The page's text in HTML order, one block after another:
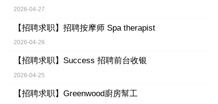
2026-04-27
【招聘求职】 招聘按摩师 Spa therapist
2026-04-26
【招聘求职】 Success 招聘前台收银
2026-04-25
【招聘求职】 Greenwood廚房幫工